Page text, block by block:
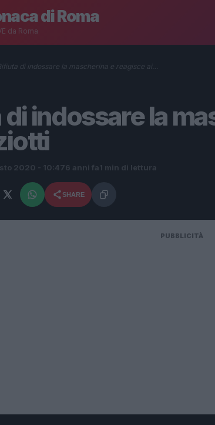
di Roma
da Roma
di indossare la mascherina e reagisce ai…
indossare la
2020 - 10:476 anni fa 1 min di lettura
SHARE
PUBBLICITÀ